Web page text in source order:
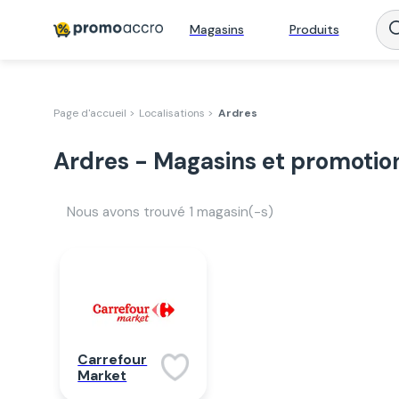
Magasins Produits
Page d'accueil > Localisations > Ardres
Ardres - Magasins et
Nous avons trouvé 1 magasin(-s)
Carrefour
Market